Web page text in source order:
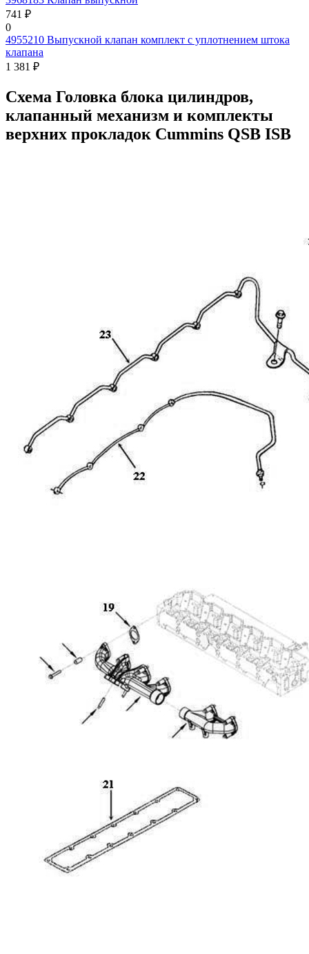
741 ₽
0
4955210 Выпускной клапан комплект с уплотнением штока
клапана
1 381 ₽
Схема Головка блока цилиндров,
клапанный механизм и комплекты
верхних прокладок Cummins QSB ISB